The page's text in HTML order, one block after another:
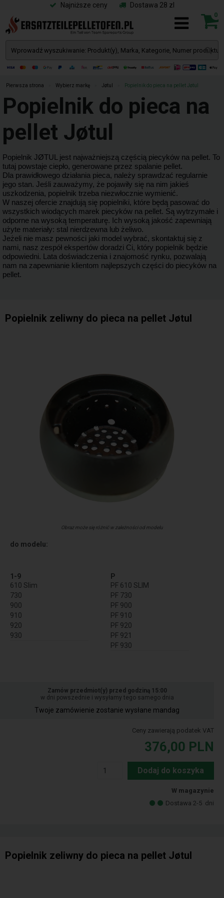
Najniższe ceny Dostawa 28 zl
0
Pierwsza strona Wybierz markę Jøtul Popielnik do pieca na pellet Jøtul
Popielnik do pieca na
pellet Jøtul
Popielnik JØTUL jest najważniejszą częścią piecyków na pellet. To
tutaj powstaje ciepło, generowane przez spalanie pellet.
Dla prawidłowego działania pieca, należy sprawdzać regularnie
jego stan. Jeśli zauważymy, że pojawiły się na nim jakieś
uszkodzenia, popielnik trzeba niezwłocznie wymienić.
W naszej ofercie znajdują się popielniki, które będą pasować do
wszystkich wiodących marek piecyków na pellet. Są wytrzymałe i
odporne na wysoką temperaturę. Ich wysoką jakość zapewniają
użyte materiały: stal nierdzewna lub żeliwo.
Jeżeli nie masz pewności jaki model wybrać, skontaktuj się z
nami, nasz zespół ekspertów doradzi Ci, który popielnik będzie
odpowiedni. Lata doświadczenia i znajomość rynku, pozwalają
nam na zapewnianie klientom najlepszych części do piecyków na
pellet.
Popielnik zeliwny do pieca na pellet Jøtul
Obraz może się różnić w zależności od modelu
do modelu:
1-9
610 Slim
730
900
910
920
930
P
PF 610 SLIM
PF 730
PF 900
PF 910
PF 920
PF 921
PF 930
Zamów przedmiot(y) przed godziną 15:00
w dni powszednie i wysyłamy tego samego dnia
Twoje zamówienie zostanie wysłane mandag
Ceny zawierają podatek VAT
376,00 PLN
Dodaj do koszyka
W magazynie
Dostawa 2-5 dni
Popielnik zeliwny do pieca na pellet Jøtul